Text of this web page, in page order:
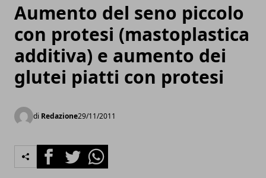
Aumento del seno piccolo
con protesi (mastoplastica
additiva) e aumento dei
glutei piatti con protesi
di Redazione29/11/2011
FacebookTwitterWhatsapp